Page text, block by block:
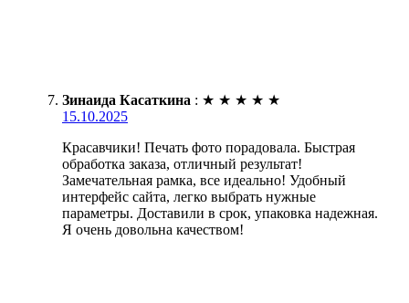
Зинаида Касаткина : ★ ★ ★ ★ ★
15.10.2025
Красавчики! Печать фото порадовала. Быстрая
обработка заказа, отличный результат!
Замечательная рамка, все идеально! Удобный
интерфейс сайта, легко выбрать нужные
параметры. Доставили в срок, упаковка надежная.
Я очень довольна качеством!